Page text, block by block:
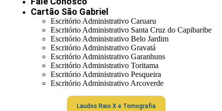
Cartão São Gabriel
Escritório Administrativo Caruaru
Escritório Administrativo Santa Cruz do Capibaribe
Escritório Administrativo Belo Jardim
Escritório Administrativo Gravatá
Escritório Administrativo Garanhuns
Escritório Administrativo Toritama
Escritório Administrativo Pesqueira
Escritório Administrativo Arcoverde
Laudos Raio X e Tomografia